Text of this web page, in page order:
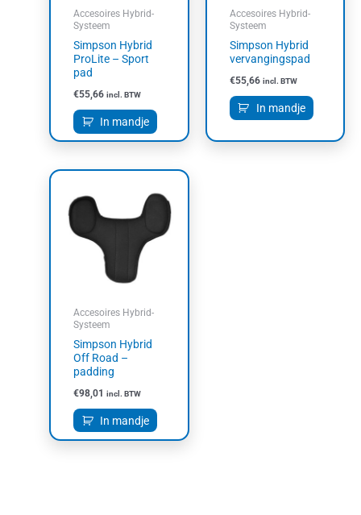
Accesoires Hybrid-
Systeem
Simpson Hybrid
ProLite – Sport
pad
€55,66 incl. BTW
In mandje
Accesoires Hybrid-
Systeem
Simpson Hybrid
vervangingspad
€55,66 incl. BTW
In mandje
Accesoires Hybrid-
Systeem
Simpson Hybrid
Off Road –
padding
€98,01 incl. BTW
In mandje